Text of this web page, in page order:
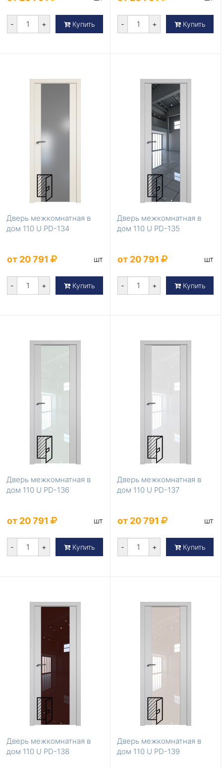
- + Купить - + Купить
Дверь межкомнатная в
дом 110 U PD-134
от 20 791 шт
- + Купить
Дверь межкомнатная в
дом 110 U PD-135
от 20 791 шт
- + Купить
Дверь межкомнатная в
дом 110 U PD-136
от 20 791 шт
- + Купить
Дверь межкомнатная в
дом 110 U PD-137
от 20 791 шт
- + Купить
Дверь межкомнатная в
дом 110 U PD-138
Дверь межкомнатная в
дом 110 U PD-139